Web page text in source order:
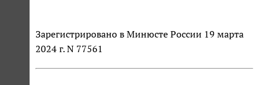
Зарегистрировано в Минюсте России 19 марта
2024 г. N 77561